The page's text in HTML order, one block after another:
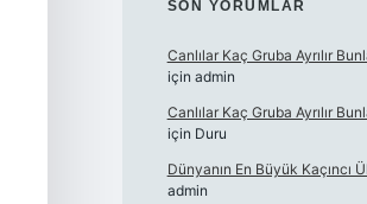
SON YORUMLAR
Canlılar Kaç Gruba Ayrılır
için admin
Canlılar Kaç Gruba Ayrılır
için Duru
Dünyanın En Büyük Kaçıncı
admin